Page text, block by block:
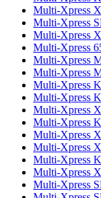
Multi-Xpress
Multi-Xpress
Multi-Xpress
Multi-Xpress
Multi-Xpress
Multi-Xpress
Multi-Xpress
Multi-Xpress
Multi-Xpress
Multi-Xpress
Multi-Xpress
Multi-Xpress
Multi-Xpress
Multi-Xpress
Multi-Xpress